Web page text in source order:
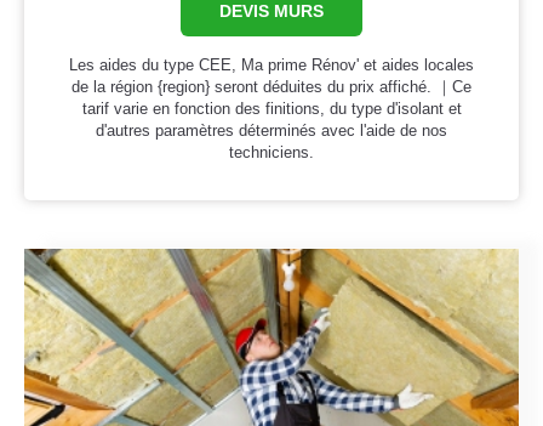
DEVIS MURS
Les aides du type CEE, Ma prime Rénov' et aides locales
de la région {region} seront déduites du prix affiché. ｜Ce
tarif varie en fonction des finitions, du type d'isolant et
d'autres paramètres déterminés avec l'aide de nos
techniciens.